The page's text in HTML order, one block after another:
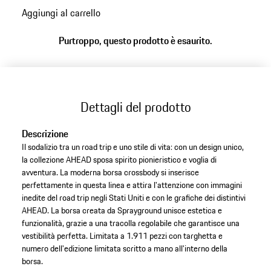
Aggiungi al carrello
Purtroppo, questo prodotto è esaurito.
Dettagli del prodotto
Descrizione
Il sodalizio tra un road trip e uno stile di vita: con un design unico,
la collezione AHEAD sposa spirito pionieristico e voglia di
avventura. La moderna borsa crossbody si inserisce
perfettamente in questa linea e attira l'attenzione con immagini
inedite del road trip negli Stati Uniti e con le grafiche dei distintivi
AHEAD. La borsa creata da Sprayground unisce estetica e
funzionalità, grazie a una tracolla regolabile che garantisce una
vestibilità perfetta. Limitata a 1.911 pezzi con targhetta e
numero dell'edizione limitata scritto a mano all'interno della
borsa.